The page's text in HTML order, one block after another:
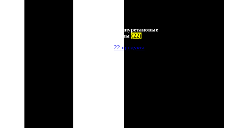
Полиуретановые
линзы (22)
22 продукта